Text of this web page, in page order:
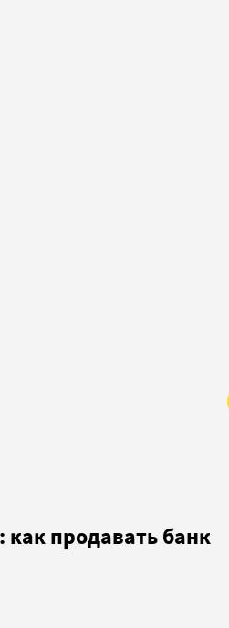
как продавать банк